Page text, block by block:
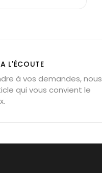
de naissance
A L'ÉCOUTE
à vos demandes, nous
qui vous convient le